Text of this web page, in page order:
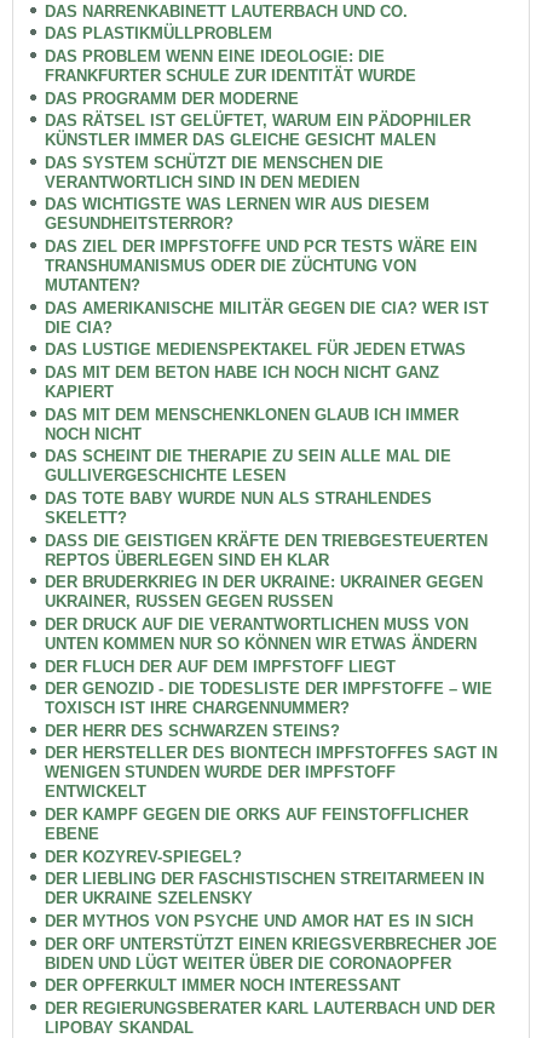
DAS NARRENKABINETT LAUTERBACH UND CO.
DAS PLASTIKMÜLLPROBLEM
DAS PROBLEM WENN EINE IDEOLOGIE: DIE
FRANKFURTER SCHULE ZUR IDENTITÄT WURDE
DAS PROGRAMM DER MODERNE
DAS RÄTSEL IST GELÜFTET, WARUM EIN PÄDOPHILER
KÜNSTLER IMMER DAS GLEICHE GESICHT MALEN
DAS SYSTEM SCHÜTZT DIE MENSCHEN DIE
VERANTWORTLICH SIND IN DEN MEDIEN
DAS WICHTIGSTE WAS LERNEN WIR AUS DIESEM
GESUNDHEITSTERROR?
DAS ZIEL DER IMPFSTOFFE UND PCR TESTS WÄRE EIN
TRANSHUMANISMUS ODER DIE ZÜCHTUNG VON
MUTANTEN?
DAS AMERIKANISCHE MILITÄR GEGEN DIE CIA? WER IST
DIE CIA?
DAS LUSTIGE MEDIENSPEKTAKEL FÜR JEDEN ETWAS
DAS MIT DEM BETON HABE ICH NOCH NICHT GANZ
KAPIERT
DAS MIT DEM MENSCHENKLONEN GLAUB ICH IMMER
NOCH NICHT
DAS SCHEINT DIE THERAPIE ZU SEIN ALLE MAL DIE
GULLIVERGESCHICHTE LESEN
DAS TOTE BABY WURDE NUN ALS STRAHLENDES
SKELETT?
DASS DIE GEISTIGEN KRÄFTE DEN TRIEBGESTEUERTEN
REPTOS ÜBERLEGEN SIND EH KLAR
DER BRUDERKRIEG IN DER UKRAINE: UKRAINER GEGEN
UKRAINER, RUSSEN GEGEN RUSSEN
DER DRUCK AUF DIE VERANTWORTLICHEN MUSS VON
UNTEN KOMMEN NUR SO KÖNNEN WIR ETWAS ÄNDERN
DER FLUCH DER AUF DEM IMPFSTOFF LIEGT
DER GENOZID - DIE TODESLISTE DER IMPFSTOFFE – WIE
TOXISCH IST IHRE CHARGENNUMMER?
DER HERR DES SCHWARZEN STEINS?
DER HERSTELLER DES BIONTECH IMPFSTOFFES SAGT IN
WENIGEN STUNDEN WURDE DER IMPFSTOFF
ENTWICKELT
DER KAMPF GEGEN DIE ORKS AUF FEINSTOFFLICHER
EBENE
DER KOZYREV-SPIEGEL?
DER LIEBLING DER FASCHISTISCHEN STREITARMEEN IN
DER UKRAINE SZELENSKY
DER MYTHOS VON PSYCHE UND AMOR HAT ES IN SICH
DER ORF UNTERSTÜTZT EINEN KRIEGSVERBRECHER JOE
BIDEN UND LÜGT WEITER ÜBER DIE CORONAOPFER
DER OPFERKULT IMMER NOCH INTERESSANT
DER REGIERUNGSBERATER KARL LAUTERBACH UND DER
LIPOBAY SKANDAL